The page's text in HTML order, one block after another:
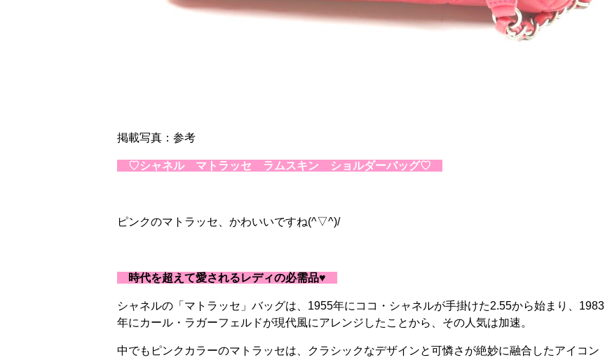
掲載写真：参考
♡シャネル マトラッセ ラムスキン ショルダーバッグ♡
ピンクのマトラッセ、かわいいですね(^▽^)/
時代を超えて愛されるレディの必需品♥
シャネルの「マトラッセ」バッグは、1955年にココ・シャネルが手掛けた2.55から始まり、1983
年にカール・ラガーフェルドが現代風にアレンジしたことから、その人気は加速。
中でもピンクカラーのマトラッセは、クラシックなデザインと可憐さが絶妙に融合したアイコン